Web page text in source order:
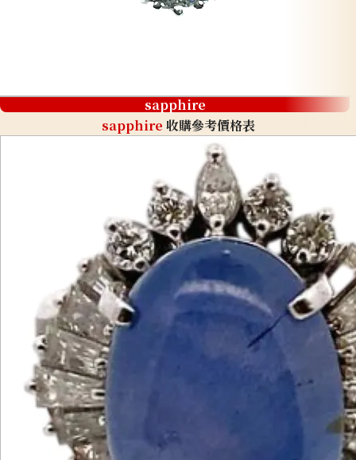
sapphire
sapphire 收購參考價格表